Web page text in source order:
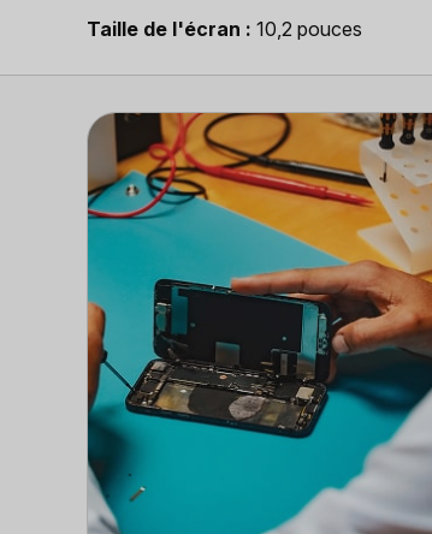
Taille de l'écran
10,2 pouces